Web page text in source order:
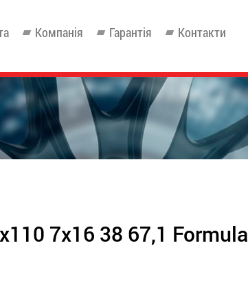
Компанія Гарантія Контакти
7x16 38 67,1 Formula